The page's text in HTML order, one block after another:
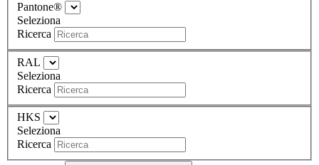
Pantone®
Seleziona
Ricerca
RAL
Seleziona
Ricerca
HKS
Seleziona
Ricerca